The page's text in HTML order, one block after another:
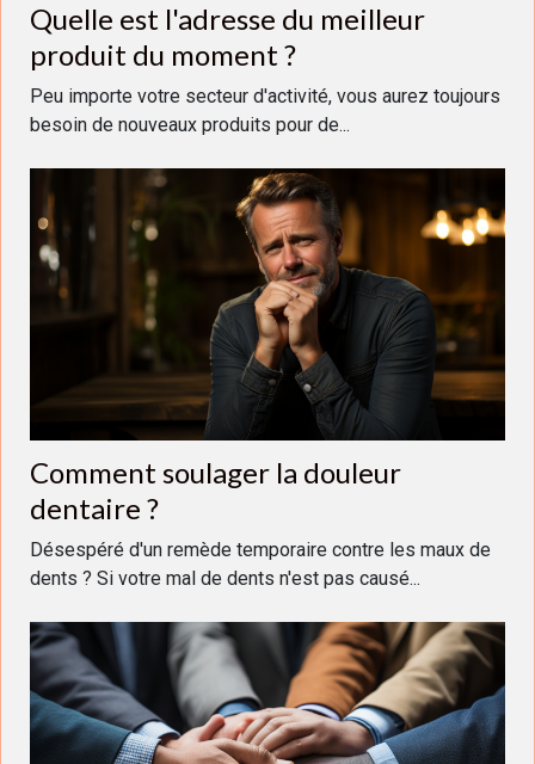
Quelle est l'adresse du meilleur
produit du moment ?
Peu importe votre secteur d'activité, vous aurez toujours
besoin de nouveaux produits pour de...
Comment soulager la douleur
dentaire ?
Désespéré d'un remède temporaire contre les maux de
dents ? Si votre mal de dents n'est pas causé...